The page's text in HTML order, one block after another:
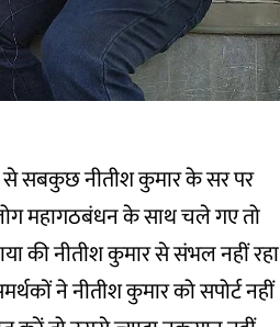
से सबकुछ नीतीश कुमार के सर पर
महागठबंधन के साथ चले गए तो
की नीतीश कुमार से संभल नहीं रहा
ने नीतीश कुमार को सपोर्ट नहीं